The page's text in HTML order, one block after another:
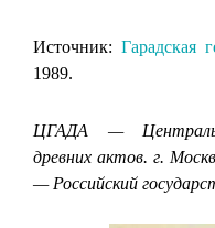
Источник:Гарадская
1989.
ЦГАДА —
древних актов. г.
— Российский